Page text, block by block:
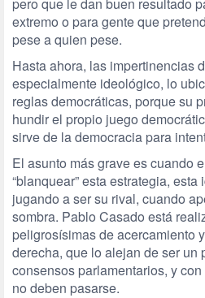
extremo o para gente que
pese a quien pese.
Hasta ahora, las impertinencias
especialmente ideológico, lo
reglas democráticas, porque su
hundir el propio juego
sirve de la democracia para
El asunto más grave es cuando
“blanquear” esta estrategia,
jugando a ser su rival, cuando
sombra. Pablo Casado está
peligrosísimas de acercamiento
derecha, que lo alejan de ser un
consensos parlamentarios, y
no deben pasarse.